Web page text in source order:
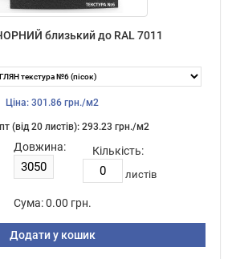
близький до RAL 7011
Ціна: 301.86 грн./м2
(від 20 листiв): 293.23 грн./м2
Довжина: Кількість:
листiв
Сума: 0.00 грн.
Додати у кошик